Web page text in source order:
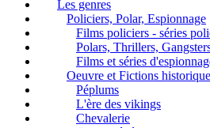
Les genres
Policiers, Polar, Espionnage
Films policiers - séries
Polars, Thrillers,
Films et séries
Oeuvre et Fictions
Péplums
L'ère des vikings
Chevalerie